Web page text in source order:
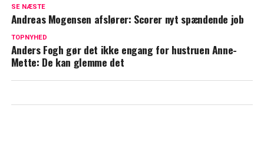
Christensen til Jim Lyngvild
Casper Christensen med svaret
SE NÆSTE
Andreas Mogensen afslører: Scorer nyt spændende job
TOPNYHED
Anders Fogh gør det ikke engang for hustruen Anne-
Mette: De kan glemme det